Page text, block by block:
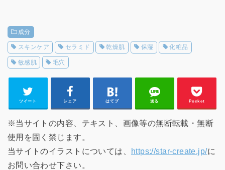
成分
スキンケア セラミド 乾燥肌 保湿 化粧品
敏感肌 毛穴
ツイート シェア はてブ 送る Pocket
※当サイトの内容、テキスト、画像等の無断転載・無断
使用を固く禁じます。
当サイトのイラストについては、 https://star-create.jp/に
お問い合わせ下さい。